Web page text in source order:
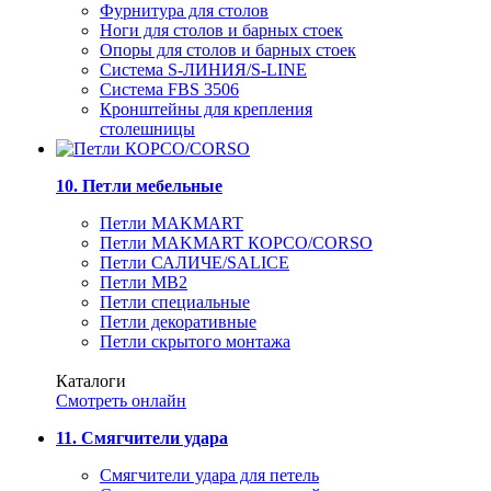
Фурнитура для столов
Ноги для столов и барных стоек
Опоры для столов и барных стоек
Система S-ЛИНИЯ/S-LINE
Система FBS 3506
Кронштейны для крепления
столешницы
10. Петли мебельные
Петли MAKMART
Петли MAKMART КОРСО/CORSO
Петли САЛИЧЕ/SALICE
Петли MB2
Петли специальные
Петли декоративные
Петли скрытого монтажа
Каталоги
Смотреть онлайн
11. Смягчители удара
Смягчители удара для петель